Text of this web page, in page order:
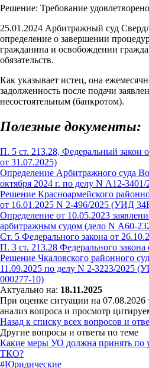
Решение: Требование
25.01.2024 Арбитражный суд
определение о завершении
гражданина и освобождении
обязательств.
Как указывает истец, она
задолженность после подачи
несостоятельным (банкротом).
Полезные документы:
П. 5 ст. 213.28, Федеральный закон
от 31.07.2025)
Определение Арбитражного суда
октября 2024 г. по делу N А12-3401/
Решение Красноармейского
от 16.01.2025 N 2-496/2025 (УИД
Определение от 10.05.2023
арбитражным судом (дело N А60-
Ст. 5 Федерального закона от
П. 3 ст. 213.28 Федерального
Решение Чкаловского районного
11.09.2025 по делу N 2-3223/2025
000277-10)
Актуально на: 18.11.2025
При оценке ситуации на 07.08.2026
анализ вопроса и просмотр
Назад к списку всех вопросов и
Другие вопросы и ответы по теме
Какие меры УО должна принять по
ТКО?
#Юридические